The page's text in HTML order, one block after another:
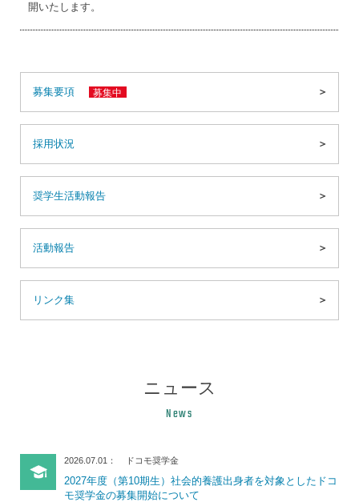
開いたします。
募集要項
採用状況
奨学生活動報告
活動報告
リンク集
ニュース
News
2026.07.01 ドコモ奨学金
2027年度（第10期生）社会的養護出身者を対象としたドコ
モ奨学金の募集開始について